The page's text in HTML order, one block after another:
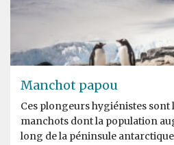
Manchot papou
Ces plongeurs hygiénistes sont
manchots dont la population
long de la péninsule antarctique